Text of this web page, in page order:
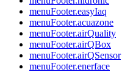
menuFooter.easyIaq
menuFooter.acuazone
menuFooter.airQuality
menuFooter.airQBox
menuFooter.airQSensor
menuFooter.enerface